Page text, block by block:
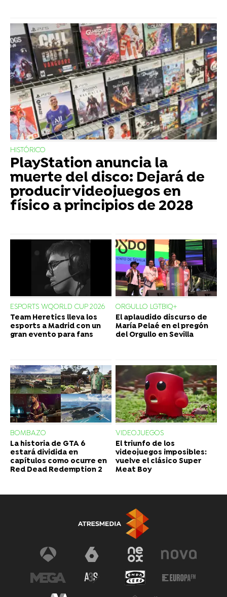
HISTÓRICO
PlayStation anuncia la
muerte del disco: Dejará de
producir videojuegos en
físico a principios de 2028
ESPORTS WQORLD CUP 2026
Team Heretics lleva los
esports a Madrid con un
gran evento para fans
ORGULLO LGTBIQ+
El aplaudido discurso de
María Pelaé en el pregón
del Orgullo en Sevilla
BOMBAZO
La historia de GTA 6
estará dividida en
capítulos como ocurre en
Red Dead Redemption 2
VIDEOJUEGOS
El triunfo de los
videojuegos imposibles:
vuelve el clásico Super
Meat Boy